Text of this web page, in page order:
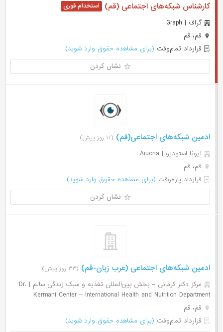
کارشناس شبکه‌های اجتماعی (قم)
گراف | Graph
قم، قم
قرارداد تمام‌وقت (برای مشاهده حقوق وارد شوید)
نشان کردن
ادمین شبکه‌های اجتماعی(قم) (۱۱ روز پیش)
آیونا استودیو | Aiuona
قم، قم
قرارداد پاره‌وقت (برای مشاهده حقوق وارد شوید)
نشان کردن
ادمین شبکه‌های اجتماعی (عرب زبان-قم) (۳۳ روز پیش)
مرکز دکتر کرمانی – بخش بین‌المللی تغذیه و سبک زندگی سالم | Dr.
Kermani Center – International Health and Nutrition Department
قم، قم
قرارداد تمام‌وقت (برای مشاهده حقوق وارد شوید)